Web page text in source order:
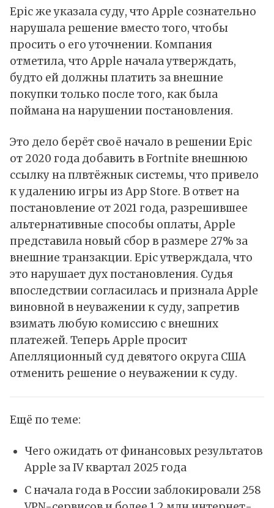
Epic же указала суду, что Apple сознательно
нарушала решение вместо того, чтобы
просить о его уточнении. Компания
отметила, что Apple начала утверждать,
будто ей должны платить за внешние
покупки только после того, как была
поймана на нарушении постановления.
Это дело берёт своё начало в решении Epic
от 2020 года добавить в Fortnite внешнюю
ссылку на плвтёжнык системы, что привело
к удалению игры из App Store. В ответ на
постановление от 2021 года, разрешившее
альтернативные способы оплаты, Apple
представила новый сбор в размере 27% за
внешние транзакции. Epic утверждала, что
это нарушает дух постановления. Судья
впоследствии согласилась и признала Apple
виновной в неуважении к суду, запретив
взимать любую комиссию с внешних
платежей. Теперь Apple просит
Апелляционный суд девятого округа США
отменить решение о неуважении к суду.
Ещё по теме:
Чего ожидать от финансовых результатов
Apple за IV квартал 2025 года
С начала года в России заблокировали 258